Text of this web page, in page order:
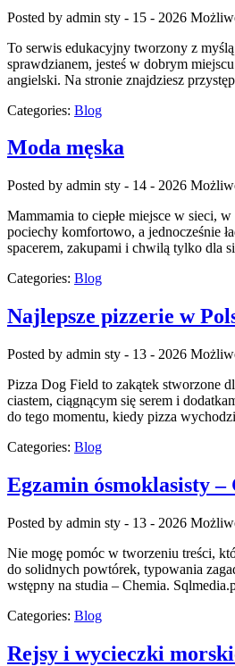
Posted by admin sty - 15 - 2026
To serwis edukacyjny tworzony z
sprawdzianem, jesteś w dobrym
angielski. Na stronie znajdziesz
Categories: Blog
Moda męska
Posted by admin sty - 14 - 2026
Mammamia to ciepłe miejsce w sieci,
pociechy komfortowo, a jednocześnie
spacerem, zakupami i chwilą tylko dla
Categories: Blog
Najlepsze pizzerie w
Posted by admin sty - 13 - 2026
Pizza Dog Field to zakątek stworzone
ciastem, ciągnącym się serem i
do tego momentu, kiedy pizza
Categories: Blog
Egzamin ósmoklasisty –
Posted by admin sty - 13 - 2026
Nie mogę pomóc w tworzeniu treści,
do solidnych powtórek, typowania
wstępny na studia – Chemia.
Categories: Blog
Rejsy i wycieczki